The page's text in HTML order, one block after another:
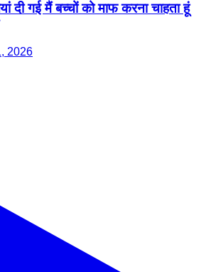
दी गई मैं बच्चों को माफ करना चाहता हूं
2026